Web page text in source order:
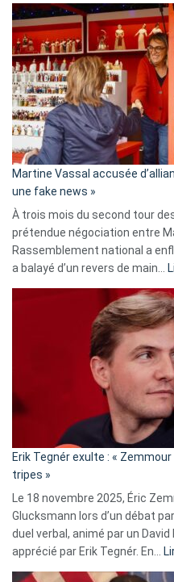
Martine Vassal accusée
une fake news »
À trois mois du second tour
prétendue négociation entre
Rassemblement national a
a balayé d’un revers de main…
Erik Tegnér exulte : «
tripes »
Le 18 novembre 2025, Éric
Glucksmann lors d’un débat
duel verbal, animé par un
apprécié par Erik Tegnér. En…